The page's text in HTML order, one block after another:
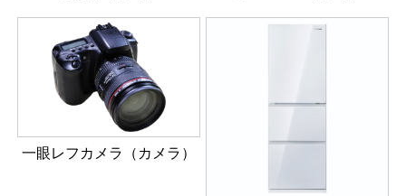
一眼レフカメラ（カメラ）